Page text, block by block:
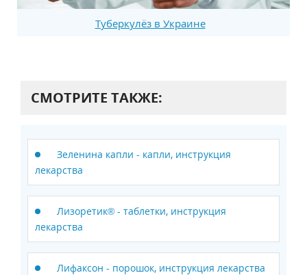
Туберкулёз в Украине
СМОТРИТЕ ТАКЖЕ:
Зеленина капли - капли, инструкция
лекарства
Лизоретик® - таблетки, инструкция
лекарства
Лифаксон - порошок, инструкция лекарства